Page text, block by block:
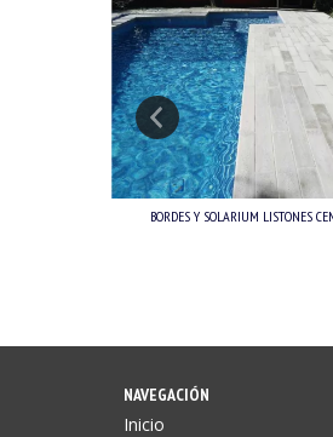
BORDES Y SOLARIUM LISTONES
NAVEGACIÓN
Inicio